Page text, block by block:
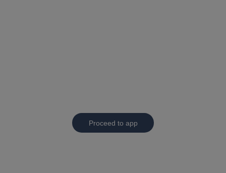
Proceed to app